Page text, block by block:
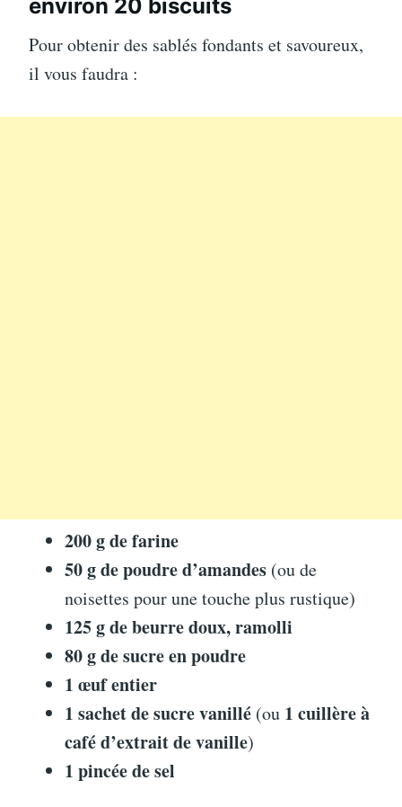
environ 20 biscuits
Pour obtenir des sablés fondants et savoureux,
il vous faudra :
200 g de farine
50 g de poudre d’amandes (ou de
noisettes pour une touche plus rustique)
125 g de beurre doux, ramolli
80 g de sucre en poudre
1 œuf entier
1 sachet de sucre vanillé (ou 1 cuillère à
café d’extrait de vanille)
1 pincée de sel